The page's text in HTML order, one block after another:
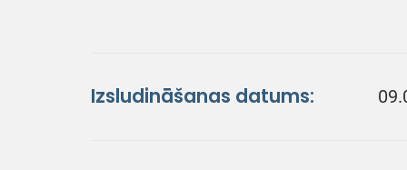
Izsludināšanas datums: